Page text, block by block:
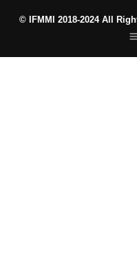
© IFMMI 2018-2024 All